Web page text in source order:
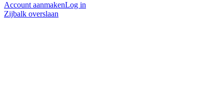
Account aanmakenLog in
Zijbalk overslaan